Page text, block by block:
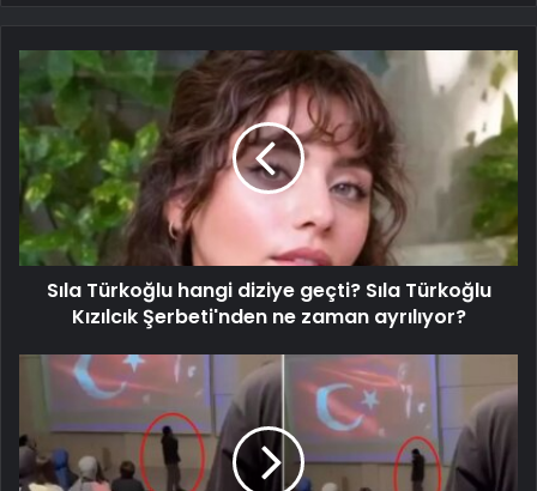
Sıla Türkoğlu hangi diziye geçti? Sıla Türkoğlu
Kızılcık Şerbeti'nden ne zaman ayrılıyor?